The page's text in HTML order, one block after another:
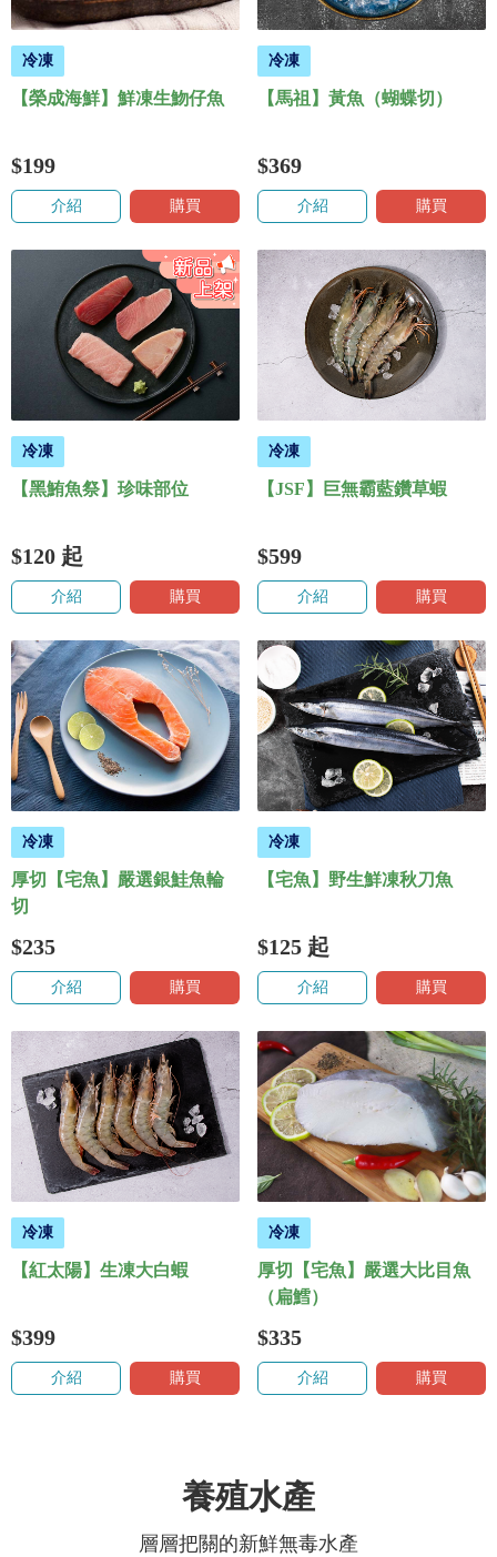
冷凍
【榮成海鮮】鮮凍生魩仔魚
$199
介紹 購買
冷凍
【馬祖】黃魚（蝴蝶切）
$369
介紹 購買
冷凍
【黑鮪魚祭】珍味部位
$120 起
介紹 購買
冷凍
【JSF】巨無霸藍鑽草蝦
$599
介紹 購買
冷凍
厚切【宅魚】嚴選銀鮭魚輪
切
$235
介紹 購買
冷凍
【宅魚】野生鮮凍秋刀魚
$125 起
介紹 購買
冷凍
【紅太陽】生凍大白蝦
$399
介紹 購買
冷凍
厚切【宅魚】嚴選大比目魚
（扁鱈）
$335
介紹 購買
養殖水產
層層把關的新鮮無毒水產